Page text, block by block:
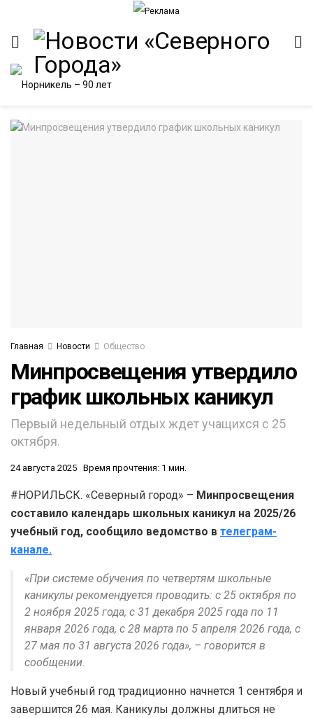
Главная Новости Общество
Минпросвещения утвердило
график школьных каникул
Первый недельный отдых ждет учащихся с 25
октября.
24 августа 2025 Время прочтения: 1 мин.
#НОРИЛЬСК. «Северный город» – Минпросвещения
составило календарь школьных каникул на 2025/26
учебный год, сообщило ведомство в телеграм-
канале.
«При системе обучения по четвертям школьные
каникулы рекомендуется проводить: с 25 октября по
2 ноября 2025 года, с 31 декабря 2025 года по 11
января 2026 года, с 28 марта по 5 апреля 2026 года, с
27 мая по 31 августа 2026 года», – говорится в
сообщении.
Новый учебный год традиционно начнется 1 сентября и
завершится 26 мая. Каникулы должны длиться не